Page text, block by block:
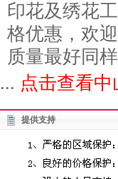
印花及绣花
格优惠，欢
质量最好同
... 点击查看
提供支持